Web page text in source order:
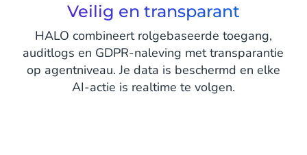
Veilig en transparant
HALO combineert rolgebaseerde toegang,
auditlogs en GDPR-naleving met transparantie
op agentniveau. Je data is beschermd en elke
AI-actie is realtime te volgen.